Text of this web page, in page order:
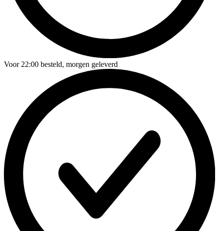
Voor22:00 besteld, morgen geleverd